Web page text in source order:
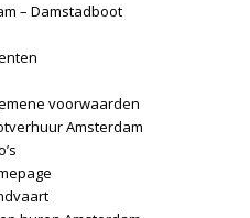
– Damstadboot
voorwaarden
Amsterdam